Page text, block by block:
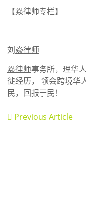
【焱律师专栏】
刘 焱律师
焱律师事务所，理华
徙经历， 领会跨境华
民，回报于民！
Previous Article